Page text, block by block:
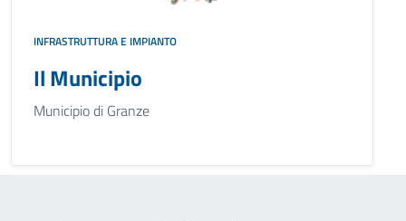
INFRASTRUTTURA E IMPIANTO
Il Municipio
Municipio di Granze